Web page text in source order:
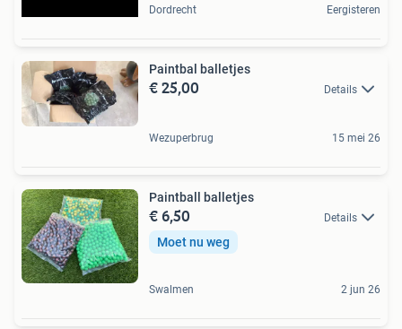
Dordrecht Eergisteren
Paintbal balletjes
€ 25,00 Details
Wezuperbrug 15 mei 26
Paintball balletjes
€ 6,50 Details
Moet nu weg
Swalmen 2 jun 26